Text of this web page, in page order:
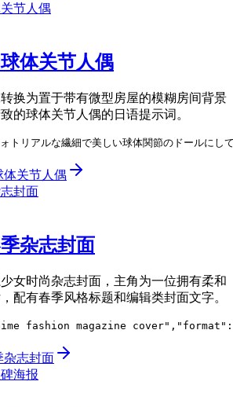
体关节人偶
换为置于带有微型房屋的模糊房间背景
的球体关节人偶的日语提示词。
ォトリアルな繊細で美しい球体関節のドー
体关节人偶
杂志封面
女时尚杂志封面，主角为一位拥有柔和
配有春季风格标题和编辑类封面文字。
fashion magazine
杂志封面